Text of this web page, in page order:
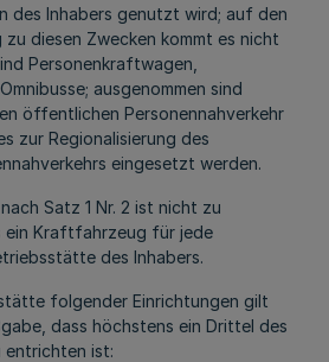
des Inhabers genutzt wird; auf den
diesen Zwecken kommt es nicht
Personenkraftwagen,
ausgenommen sind
öffentlichen Personennahverkehr
zur Regionalisierung des
eingesetzt werden.
Satz 1 Nr. 2 ist nicht zu
ein Kraftfahrzeug für jede
des Inhabers.
folgender Einrichtungen gilt
dass höchstens ein Drittel des
entrichten ist: